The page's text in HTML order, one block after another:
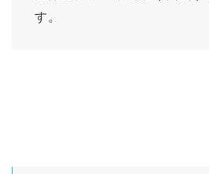
す。